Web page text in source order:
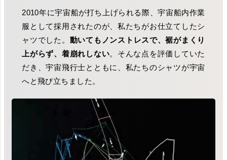
2010年に宇宙船が打ち上げられる際、宇宙船内作業
服として採用されたのが、私たちがお仕立てしたシ
ャツでした。 動いてもノンストレスで、裾がまくり
上がらず、着崩れしない。そんな点を評価していた
だき、宇宙飛行士とともに、私たちのシャツが宇宙
へと飛び立ちました。